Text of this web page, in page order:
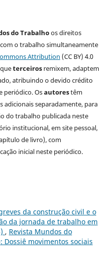
do Trabalhoos direitos
o trabalho simultaneamente
Attribution (CC BY) 4.0
terceirosremixem, adaptem
atribuindo o devido crédito
periódico. Osautorestêm
adicionais separadamente, para
do trabalho publicada neste
institucional, em site pessoal,
de livro), com
inicial neste periódico.
da construção civil e o
da jornada de trabalho em
, Revista Mundos do
Dossiê movimentos sociais